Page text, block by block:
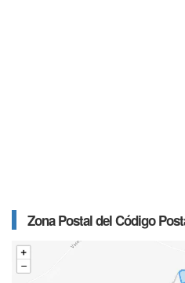
Zona Postal del Código